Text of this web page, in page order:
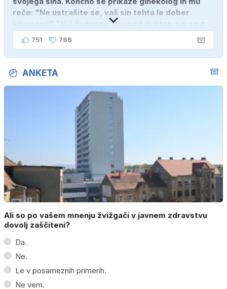
reče: "Ne ustrašite se, vaš sin tehta le dober
kilogram!" "Nič čudnega, gospod doktor, saj se z
ženo poznava šele tri mesece."
751 786
ANKETA
Ali so po vašem mnenju žvižgači v javnem zdravstvu
dovolj zaščiteni?
Da.
Ne.
Le v posameznih primerih.
Ne vem.